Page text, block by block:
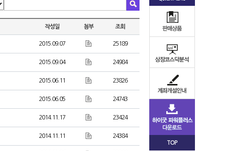
작성일 첨부 조회
2015.09.07 25189
2015.09.04 24984
2015.06.11 23826
2015.06.05 24743
2014.11.17 23424
2014.11.11 24384
TOP